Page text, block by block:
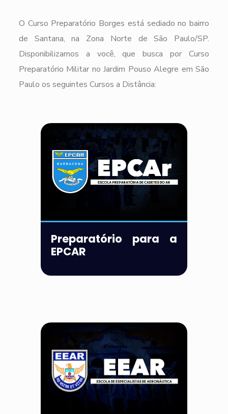
O Curso Preparatório Borges está sediado no bairro
de Santana, na Zona Norte de São Paulo/SP.
Disponibilizamos a você, que busca por Curso
Preparatório Militar no Jardim Pouso Alegre em São
Paulo os seguintes Cursos a Distância:
Preparatório para a
EPCAR